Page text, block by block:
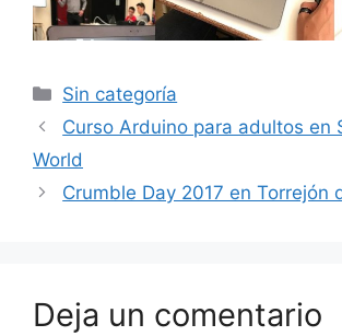
Categorías
Sin categoría
Curso Arduino para adultos en
World
Crumble Day 2017 en Torrejón
Deja un comentario